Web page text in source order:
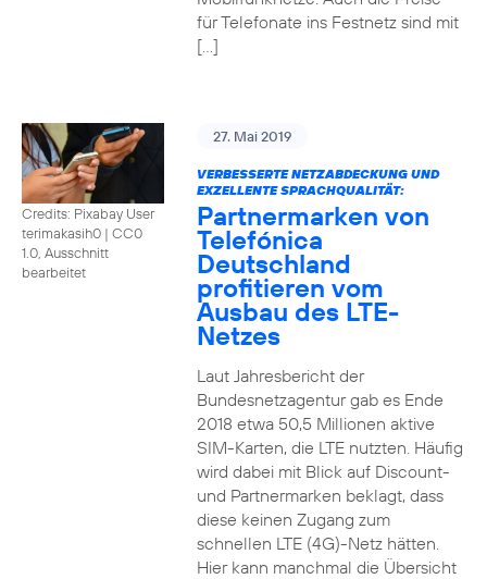
für Telefonate ins Festnetz sind mit
[…]
Credits: Pixabay User
terimakasih0 | CC0
1.0, Ausschnitt
bearbeitet
27. Mai 2019
VERBESSERTE NETZABDECKUNG UND
EXZELLENTE SPRACHQUALITÄT:
Partnermarken von
Telefónica
Deutschland
profitieren vom
Ausbau des LTE-
Netzes
Laut Jahresbericht der
Bundesnetzagentur gab es Ende
2018 etwa 50,5 Millionen aktive
SIM-Karten, die LTE nutzten. Häufig
wird dabei mit Blick auf Discount-
und Partnermarken beklagt, dass
diese keinen Zugang zum
schnellen LTE (4G)-Netz hätten.
Hier kann manchmal die Übersicht